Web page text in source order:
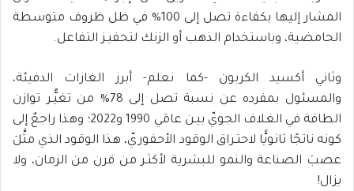
المشار إليها بكفاءة تصل إلى 100% في ظل ظروف متوسطة
الحامضية، وباستخدام الذهب أو الزنك لتحفيـز التفاعل.
وثاني أكسيد الكربون -كما نعلم- أبرز الغازات الدفيئة،
والمسئول بمفرده عن نسبة تصل إلى 78% من تغيُّـر توازن
الطاقة في الغلاف الجويّ بيـن عامَي 1990 و2022؛ وهذا راجعٌ إلى
كونه ناتجًا ثانويًّا لاحتـراق الوقود الأحفوريّ، هذا الوقود الذي مثَّلَ
عصبَ الصناعة والنمو للبشرية لأكثـر من قرن من الزمان، ولا
يزال!